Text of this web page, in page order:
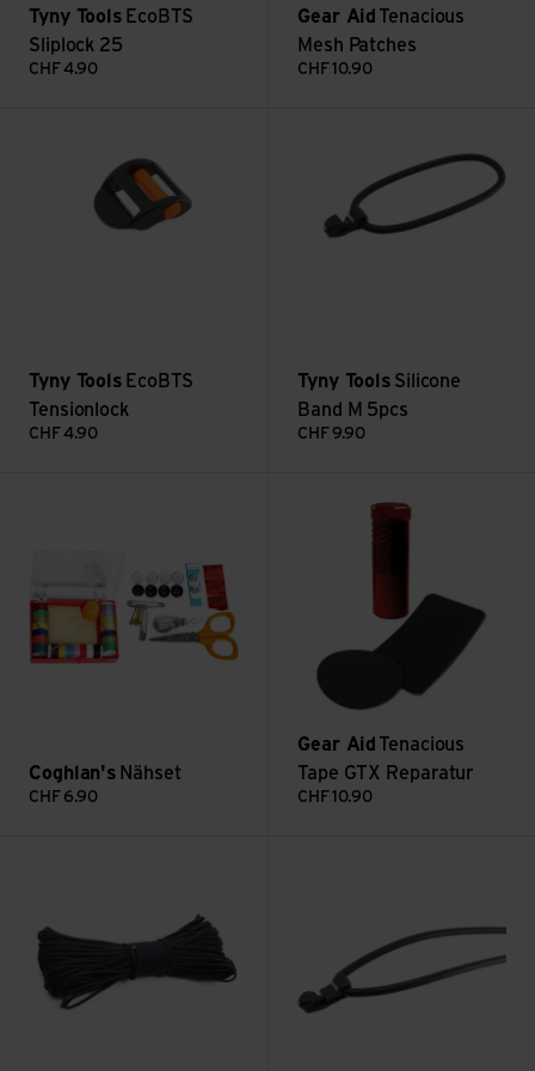
Tyny Tools EcoBTS
Sliplock 25
CHF 4.90
Gear Aid Tenacious
Mesh Patches
CHF 10.90
Tyny Tools EcoBTS
Tensionlock
CHF 4.90
Tyny Tools Silicone
Band M 5pcs
CHF 9.90
Coghlan's Nähset
CHF 6.90
Gear Aid Tenacious
Tape GTX Reparatur
CHF 10.90